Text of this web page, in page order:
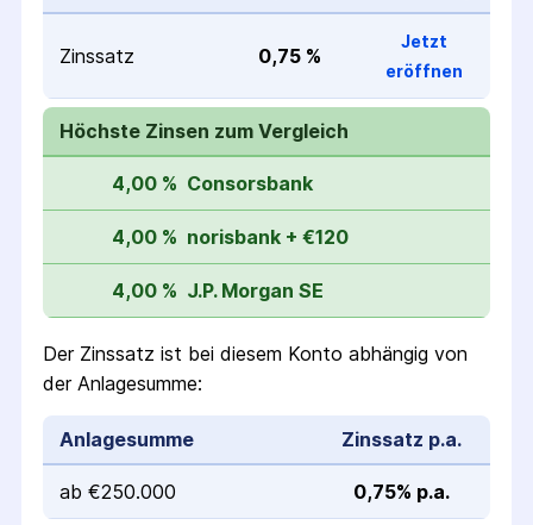
Zinssatz 0,75 %
Jetzt
eröffnen
Höchste Zinsen zum Vergleich
4,00 % Consorsbank
4,00 % norisbank + €120
4,00 % J.P. Morgan SE
Der Zinssatz ist bei diesem Konto abhängig von
der Anlagesumme:
Anlagesumme Zinssatz p.a.
ab €250.000 0,75% p.a.